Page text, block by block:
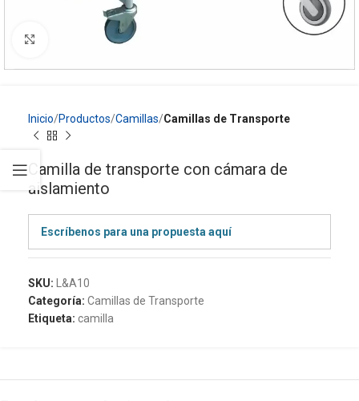
Click to enlarge
Inicio Productos Camillas Camillas de Transporte
Camilla de transporte con cámara de
aislamiento
Escríbenos para una propuesta aquí
SKU:
L&A10
Categoría: Camillas de Transporte
Etiqueta: camilla